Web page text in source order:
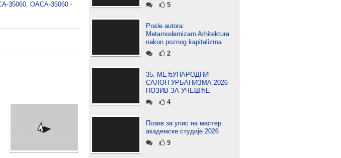
35060, ОАСА-35060 -
5
Posle autora:
Metamodernizam Arhitektura
nakon poznog kapitalizma
2
35. МЕЂУНАРОДНИ
САЛОН УРБАНИЗМА 2026 –
ПОЗИВ ЗА УЧЕШЋЕ
4
Позив за упис на мастер
академске студије 2026
9